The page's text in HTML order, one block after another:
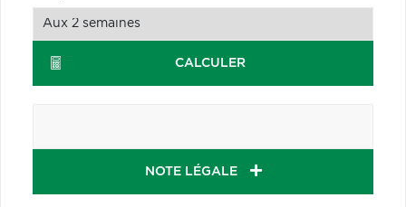
CALCULER
NOTE LÉGALE